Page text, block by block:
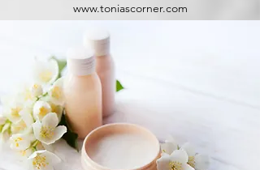
www.toniascorner.com